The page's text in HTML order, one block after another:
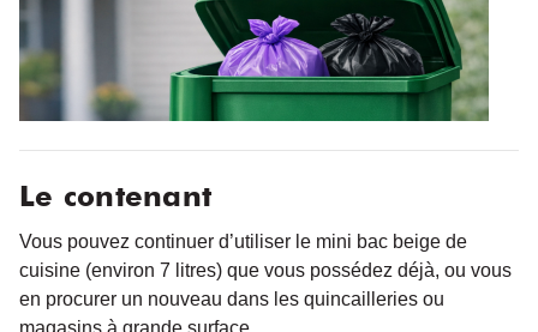
Le contenant
Vous pouvez continuer d’utiliser le mini bac beige de
cuisine (environ 7 litres) que vous possédez déjà, ou vous
en procurer un nouveau dans les quincailleries ou
magasins à grande surface.